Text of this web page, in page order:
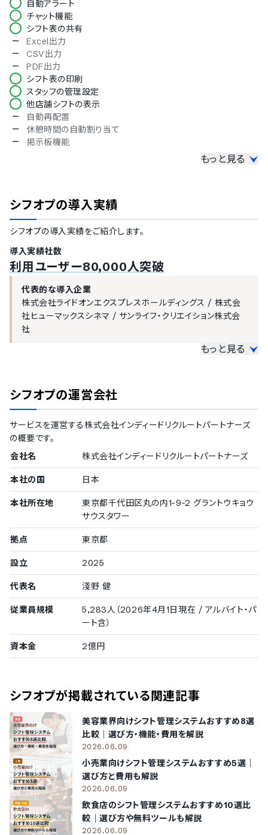
自動アラート
チャット機能
シフト表の共有
Excel出力
CSV出力
PDF出力
シフト表の印刷
スタッフの管理設定
他店舗シフトの表示
自動再配置
休憩時間の自動割り当て
掲示板機能
新規募集情報の作成
応募者の履歴書確認
採用不採用の決定通知
採用者とのチャット
勤怠管理
タイムカード機能
打刻承認・修正
残業時間管理
遅刻・残業などの申請機能
もっと見る
シフオプの導入実績
シフオプの導入実績をご紹介します。
導入実績社数
利用ユーザー80,000人突破
代表的な導入企業
株式会社ライドオンエクスプレスホールディングス / 株式会
社ヒューマックスシネマ / サンライフ・クリエイション株式会
社
1000名以上
Sansan株式会社/TOHOシネマズ株式会社
300〜499名
株式会社ライドオンエクスプレスホールディングス
フ・クリエイション株式会社/株式会社シュゼット・ホールディ
ングス
中小企業の導入実績
従業員数20名〜300名未満の企業を中小企業としてご紹介してい
ます。
50〜99名
株式会社フレッシュネス
導入実績（企業規模不明）
従業員数の確認が取れなかった企業をご紹介しています。
株式会社ヒューマックスシネマ/セキショウブランニューシス
テム株式会社
/株式会社Wing
もっと見る
シフオプの運営会社
サービスを運営する株式会社インディードリクルートパートナーズ
の概要です。
会社名
株式会社インディードリクルートパートナーズ
本社の国 日本
本社所在地
東京都千代田区丸の内1-9-2 グラントウキョウ
サウスタワー
拠点 東京都
設立 2025
代表名 淺野 健
従業員規模
5,283人（2026年4月1日現在 / アルバイト・パ
ート含）
資本金 2億円
シフオプが掲載されている関連記事
美容業界向けシフト管理システムおすすめ8選
比較｜選び方・機能・費用を解説
2026.06.09
小売業向けシフト管理システムおすすめ5選｜
選び方と費用も解説
2026.06.09
飲食店のシフト管理システムおすすめ10選比
較｜選び方や無料ツールも解説
2026.06.09